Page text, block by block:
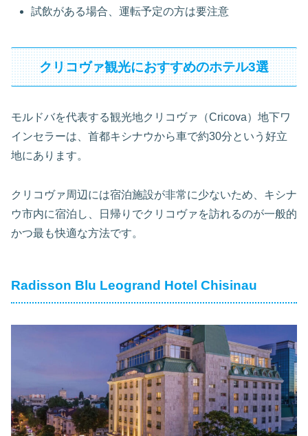
試飲がある場合、運転予定の方は要注意
クリコヴァ観光におすすめのホテル3選
モルドバを代表する観光地クリコヴァ（Cricova）地下ワ
インセラーは、首都キシナウから車で約30分という好立
地にあります。
クリコヴァ周辺には宿泊施設が非常に少ないため、キシナ
ウ市内に宿泊し、日帰りでクリコヴァを訪れるのが一般的
かつ最も快適な方法です。
Radisson Blu Leogrand Hotel Chisinau